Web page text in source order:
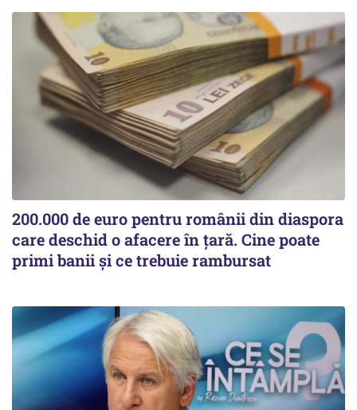
200.000 de euro pentru românii din diaspora
care deschid o afacere în țară. Cine poate
primi banii și ce trebuie rambursat